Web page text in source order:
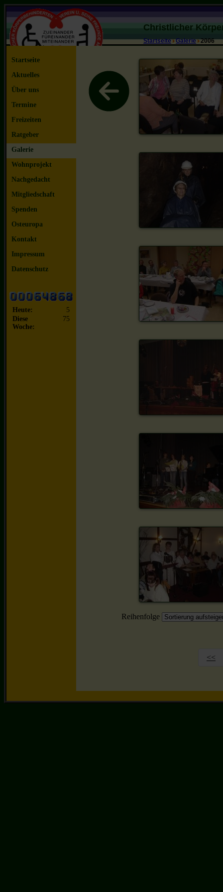
Christlicher
Startseite Galerie 2006
Startseite
Aktuelles
Über uns
Termine
Freizeiten
Ratgeber
Galerie
Wohnprojekt
Nachgedacht
Mitgliedschaft
Spenden
Osteuropa
Kontakt
Impressum
Datenschutz
Heute:
5
Diese
Woche:
75
Reihenfolge